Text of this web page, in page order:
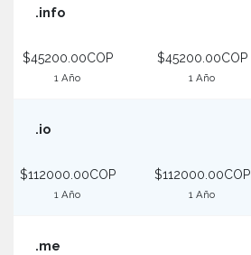
.info
$45200.00COP
1 Año
$45200.00COP
1 Año
.io
$112000.00COP
1 Año
$112000.00COP
1 Año
.me